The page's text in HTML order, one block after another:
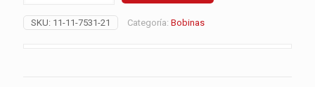
Transparente
conSKU: 11-11-7531-21 Categoría: Bobinas